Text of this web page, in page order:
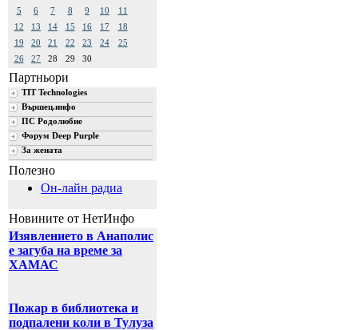
5
6 7 8 9 10
11
12
13 14 15 16 17
18
19
20 21 22 23 24
25
26
27 28 29 30
Партньори
TIT Technologies
Вършец.инфо
ПС Родолюбие
Форум Deep Purple
За жената
Полезно
Он-лайн радиа
Новините от НетИнфо
Изявлението в Анаполис
е загуба на време за
ХАМАС
Пожар в библиотека и
подпалени коли в Тулуза